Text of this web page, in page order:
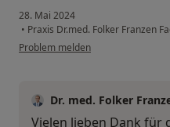
28. Mai 2024
• Praxis Dr.med. Folker Franzen
Problem melden
Dr. med. Folker
Vielen lieben Dank für